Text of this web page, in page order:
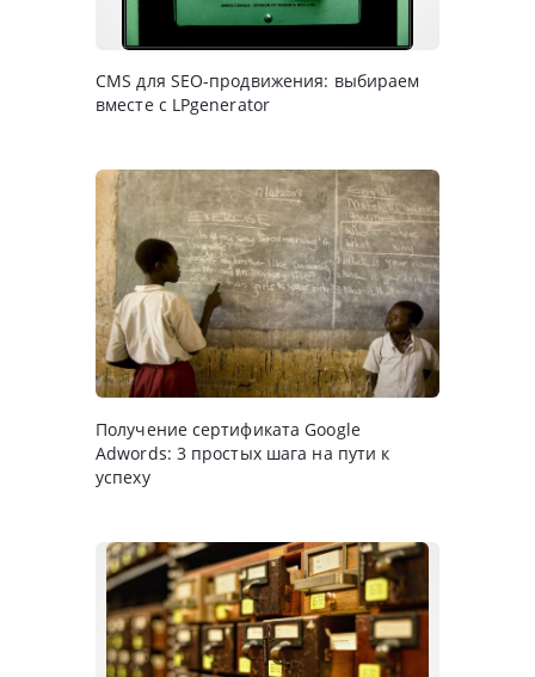
CMS для SEO-продвижения: выбираем
вместе с LPgenerator
Получение сертификата Google
Adwords: 3 простых шага на пути к
успеху